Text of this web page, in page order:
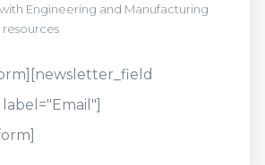
Engineering and Manufacturing
resources